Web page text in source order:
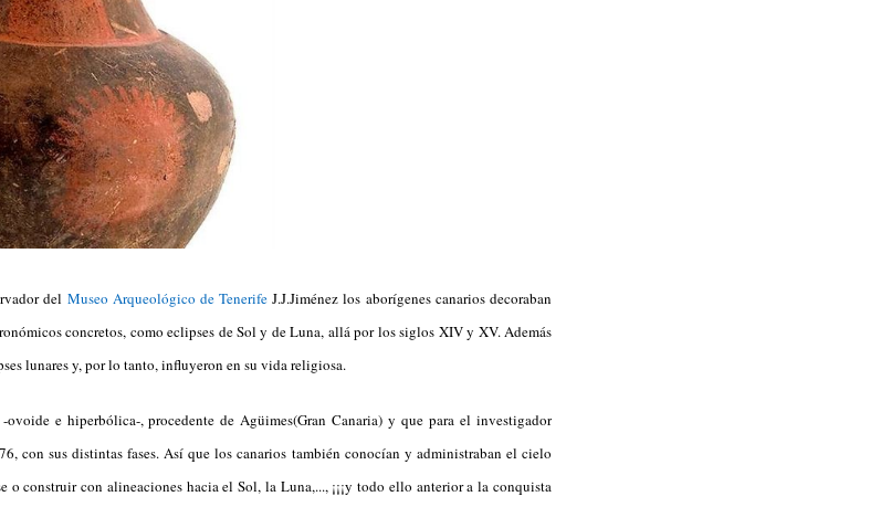
del Museo Arqueológico de Tenerife J.J.Jiménez los aborígenes canarios decoraban
concretos, como eclipses de Sol y de Luna, allá por los siglos XIV y XV. Además
lunares y, por lo tanto, influyeron en su vida religiosa.
e hiperbólica-, procedente de Agüimes(Gran Canaria) y que para el investigador
con sus distintas fases. Así que los canarios también conocían y administraban el cielo
construir con alineaciones hacia el Sol, la Luna,..., ¡¡¡y todo ello anterior a la conquista